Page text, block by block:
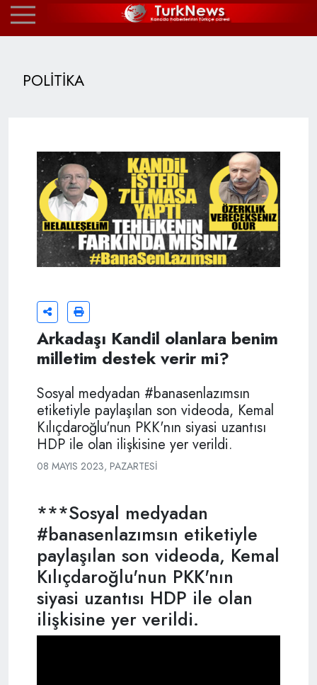
POLİTİKA
Arkadaşı Kandil olanlara benim
milletim destek verir mi?
Sosyal medyadan #banasenlazımsın
etiketiyle paylaşılan son videoda, Kemal
Kılıçdaroğlu'nun PKK'nın siyasi uzantısı
HDP ile olan ilişkisine yer verildi.
08 MAYIS 2023, PAZARTESI
***Sosyal medyadan
#banasenlazımsın etiketiyle
paylaşılan son videoda, Kemal
Kılıçdaroğlu'nun PKK'nın
siyasi uzantısı HDP ile olan
ilişkisine yer verildi.